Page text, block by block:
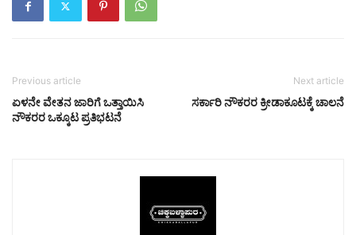
Previous article
ಏಳನೇ ವೇತನ ಜಾರಿಗೆ ಒತ್ತಾಯಿಸಿ
ನೌಕರರ ಒಕ್ಕೂಟ ಪ್ರತಿಭಟನೆ
Next article
ಸರ್ಕಾರಿ ನೌಕರರ ಕ್ರೀಡಾಕೂಟಕ್ಕೆ ಚಾಲನೆ